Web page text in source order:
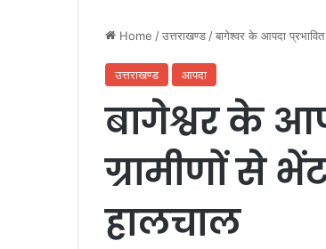
Home /उत्तराखण्ड /बागेश्वर के आपदा
उत्तराखण्ड आपदा
बागेश्वर के
ग्रामीणों से
हालचाल